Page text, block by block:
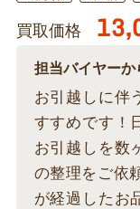
買取価格
担当バイヤーか
お引越しに伴
すすめです！
お引越しを数
の整理をご依
が経過したお